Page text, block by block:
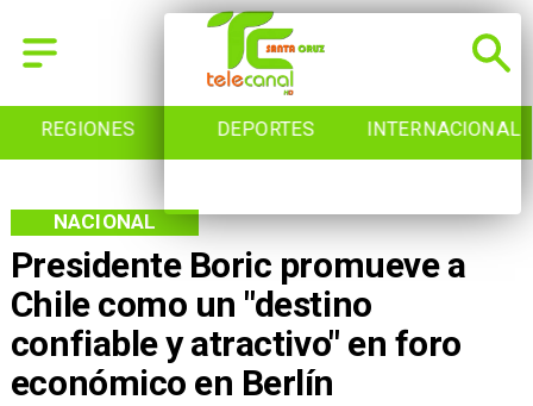
DEPORTES INTERNACIONAL INICIO
Presidente Boric promueve a
Chile como un "destino
confiable y atractivo" en foro
económico en Berlín
NACIONAL